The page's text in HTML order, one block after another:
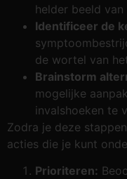
helder beeld
Identificeer de
de wortel van
Brainstorm
mogelijke
invalshoeken te
Zodra je deze
acties die je kunt
Prioriteren: